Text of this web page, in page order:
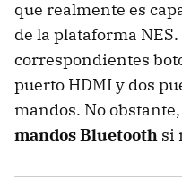
que realmente es
de la plataforma
correspondientes
puerto HDMI y dos
mandos. No obstante,
mandos Bluetooth si